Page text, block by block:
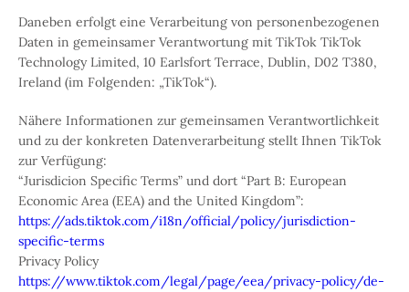
Daneben erfolgt eine Verarbeitung von personenbezogenen
Daten in gemeinsamer Verantwortung mit TikTok TikTok
Technology Limited, 10 Earlsfort Terrace, Dublin, D02 T380,
Ireland (im Folgenden: „TikTok“).
Nähere Informationen zur gemeinsamen Verantwortlichkeit
und zu der konkreten Datenverarbeitung stellt Ihnen TikTok
zur Verfügung:
“Jurisdicion Specific Terms” und dort “Part B: European
Economic Area (EEA) and the United Kingdom”:
https://ads.tiktok.com/i18n/official/policy/jurisdiction-
specific-terms
Privacy Policy
https://www.tiktok.com/legal/page/eea/privacy-policy/de-